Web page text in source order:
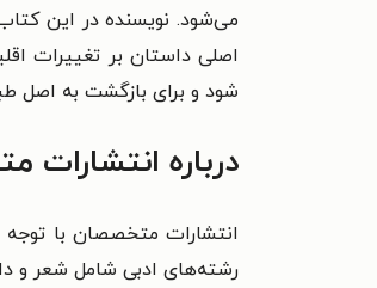
می‌شود. نویسنده در این
اصلی داستان بر تغییرات
شود و برای بازگشت به اصل
درباره